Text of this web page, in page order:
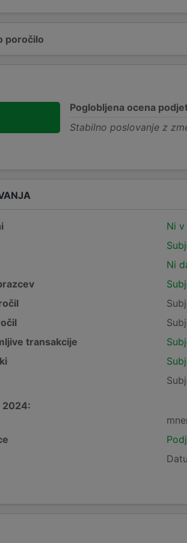
poročilo
Poglobljena ocena
Stabilno poslovanje z
Ni
Ni
transakcije
2024: